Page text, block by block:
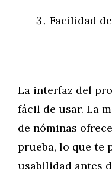
Facilidad
La interfaz del
fácil de usar. La
de nóminas
prueba, lo que te
usabilidad antes